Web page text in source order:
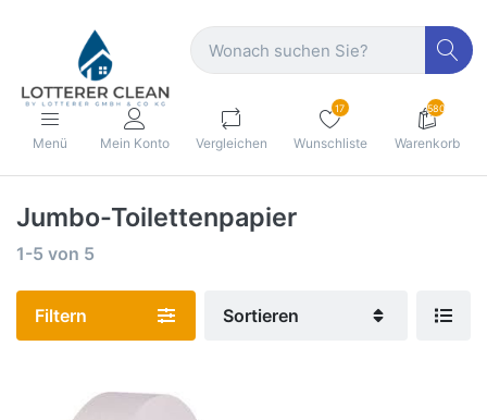
Menü Mein Konto Vergleichen
17
Wunschliste
580
Warenkorb
Jumbo-Toilettenpapier
1-5 von 5
Filtern Sortieren